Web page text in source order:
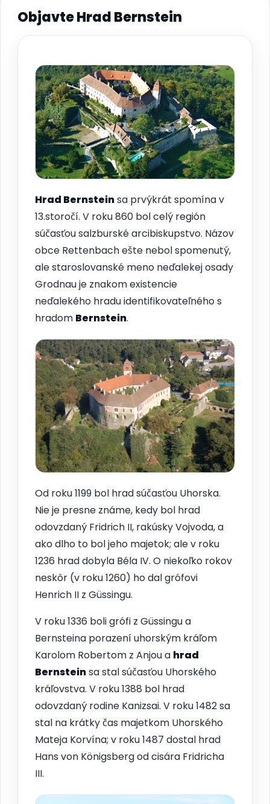
Objavte Hrad Bernstein
Hrad Bernsteinsa prvýkrát spomína v
13.storočí. V roku 860 bol celý región
súčasťou salzburské arcibiskupstvo. Názov
obce Rettenbach ešte nebol spomenutý,
ale staroslovanské meno neďalekej osady
Grodnau je znakom existencie
neďalekého hradu identifikovateľného s
hradom Bernstein.
Od roku 1199 bol hrad súčasťou Uhorska.
Nie je presne známe, kedy bol hrad
odovzdaný Fridrich II, rakúsky Vojvoda, a
ako dlho to bol jeho majetok; ale v roku
1236 hrad dobyla Béla IV. O niekoľko rokov
neskôr (v roku 1260) ho dal grófovi
Henrich II z Güssingu.
V roku 1336 boli grófi z Güssingu a
Bernsteina porazení uhorským kráľom
Karolom Robertom z Anjou a hrad
Bernsteinsa stal súčasťou Uhorského
kráľovstva. V roku 1388 bol hrad
odovzdaný rodine Kanizsai. V roku 1482 sa
stal na krátky čas majetkom Uhorského
Mateja Korvína; v roku 1487 dostal hrad
Hans von Königsberg od cisára Fridricha
III.